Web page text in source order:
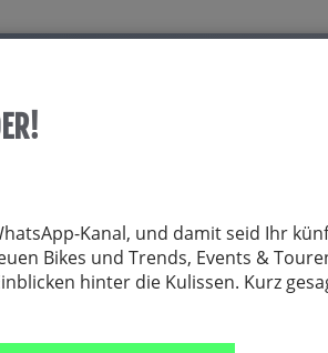
Kanal, und damit seid Ihr
Bikes und Trends, Events &
hinter die Kulissen. Kurz